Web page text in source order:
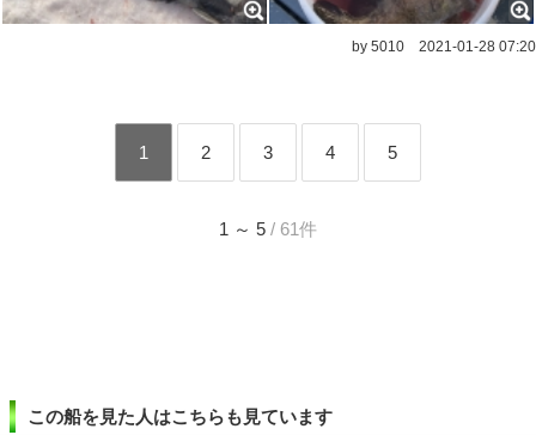
by 5010 2021-01-28 07:20
1 2 3 4 5
1 ～ 5 / 61件
この船を見た人はこちらも見ています